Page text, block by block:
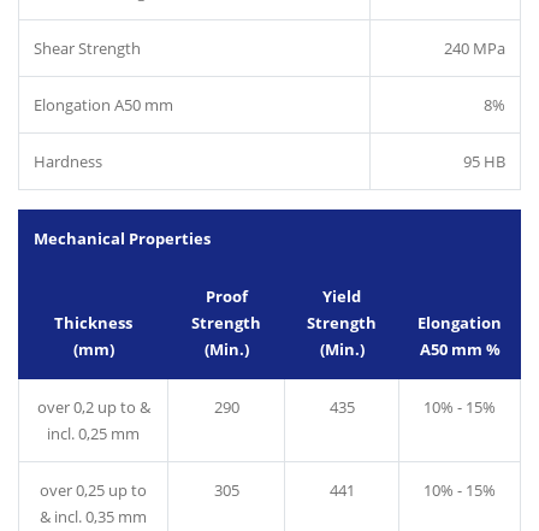
Shear Strength 240 MPa
Elongation A50 mm 8%
Hardness 95 HB
Mechanical Properties
Thickness
(mm)
Proof
Strength
(Min.)
Yield
Strength
(Min.)
Elongation
A50 mm %
over 0,2 up to &
incl. 0,25 mm
290 435 10% - 15%
over 0,25 up to
& incl. 0,35 mm
305 441 10% - 15%